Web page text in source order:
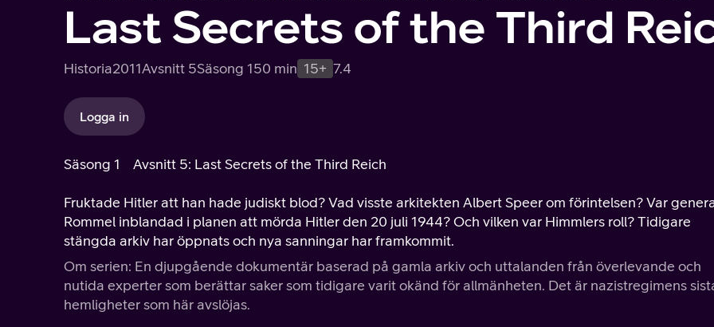
Last Secrets of the Third
Historia2011Avsnitt 5Säsong 150 min 15+ 7.4
Logga in
Säsong 1 Avsnitt 5: Last Secrets of the Third Reich
Fruktade Hitler att han hade judiskt blod? Vad visste arkitekten Albert Speer om förintelsen? Var
Rommel inblandad i planen att mörda Hitler den 20 juli 1944? Och vilken var Himmlers roll? Tidigare
stängda arkiv har öppnats och nya sanningar har framkommit.
Om serien: En djupgående dokumentär baserad på gamla arkiv och uttalanden från överlevande och
nutida experter som berättar saker som tidigare varit okänd för allmänheten. Det är nazistregimens
hemligheter som här avslöjas.